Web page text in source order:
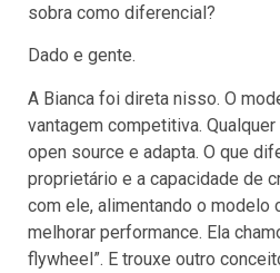
sobra como diferencial?
Dado e gente.
A Bianca foi direta nisso. O
vantagem competitiva.
open source e adapta. O que
proprietário e a capacidade de
com ele, alimentando o modelo
melhorar performance. Ela
flywheel”. E trouxe outro